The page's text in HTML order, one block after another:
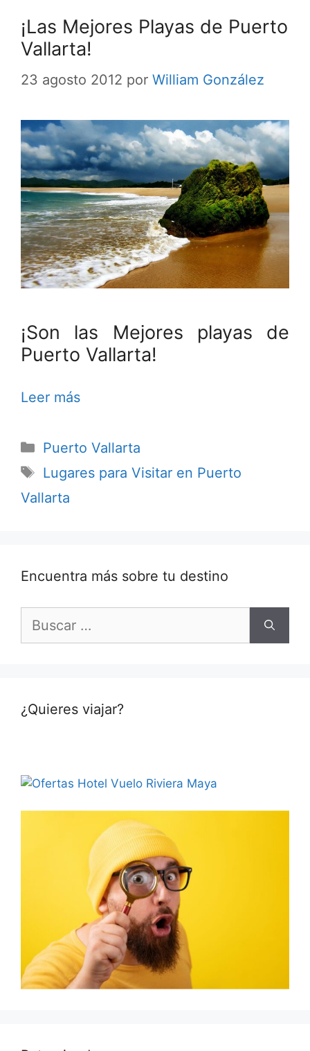
¡Las Mejores Playas de Puerto
Vallarta!
23 agosto 2012 por William González
¡Son las Mejores playas de
Puerto Vallarta!
Leer más
Categorías
Puerto Vallarta
Etiquetas
Lugares para Visitar en Puerto
Vallarta
Encuentra más sobre tu destino
¿Quieres viajar?